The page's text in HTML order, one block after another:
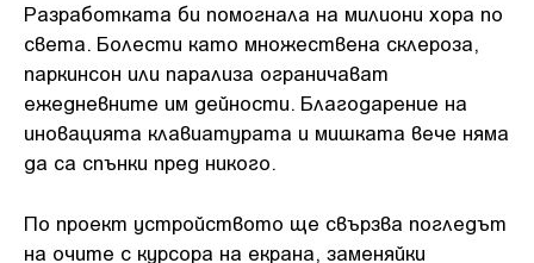
Разработката би помогнала на милиони хора по
света. Болести като множествена склероза,
паркинсон или парализа ограничават
ежедневните им дейности. Благодарение на
иновацията клавиатурата и мишката вече няма
да са спънки пред никого.
По проект устройството ще свързва погледът
на очите с курсора на екрана, заменяйки